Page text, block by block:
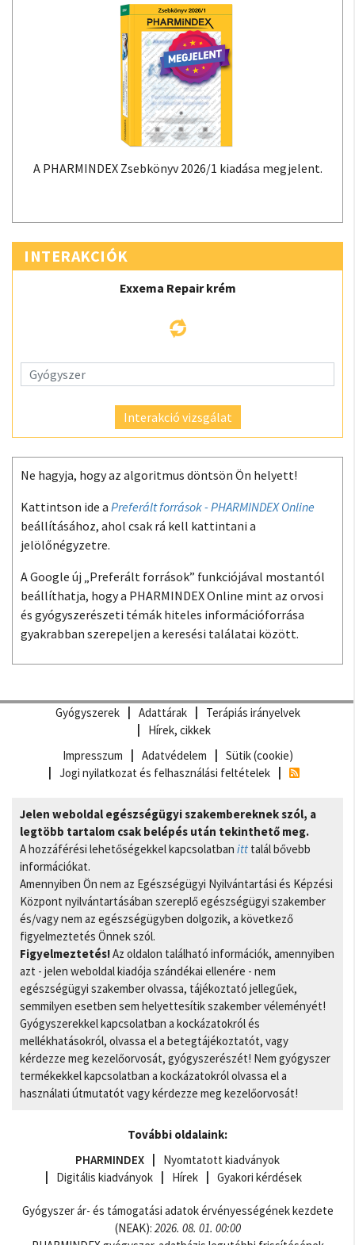
A PHARMINDEX Zsebkönyv 2026/1 kiadása megjelent.
INTERAKCIÓK
Exxema Repair krém
Interakció vizsgálat
Ne hagyja, hogy az algoritmus döntsön Ön helyett!
Kattintson ide a Preferált források - PHARMINDEX Online
beállításához, ahol csak rá kell kattintani a
jelölőnégyzetre.
A Google új „Preferált források” funkciójával mostantól
beállíthatja, hogy a PHARMINDEX Online mint az orvosi
és gyógyszerészeti témák hiteles információforrása
gyakrabban szerepeljen a keresési találatai között.
Gyógyszerek Adattárak
Terápiás irányelvek
Hírek, cikkek
Impresszum
Adatvédelem
Sütik (cookie)
Jogi nyilatkozat és felhasználási feltételek
Jelen weboldal egészségügyi szakembereknek szól, a
legtöbb tartalom csak belépés után tekinthető meg.
A hozzáférési lehetőségekkel kapcsolatban itt talál bővebb
információkat.
Amennyiben Ön nem az Egészségügyi Nyilvántartási és Képzési
Központ nyilvántartásában szereplő egészségügyi szakember
és/vagy nem az egészségügyben dolgozik, a következő
figyelmeztetés Önnek szól.
Figyelmeztetés!Az oldalon található információk, amennyiben
azt - jelen weboldal kiadója szándékai ellenére - nem
egészségügyi szakember olvassa, tájékoztató jellegűek,
semmilyen esetben sem helyettesítik szakember véleményét!
Gyógyszerekkel kapcsolatban a kockázatokról és
mellékhatásokról, olvassa el a betegtájékoztatót, vagy
kérdezze meg kezelőorvosát, gyógyszerészét! Nem gyógyszer
termékekkel kapcsolatban a kockázatokról olvassa el a
használati útmutatót vagy kérdezze meg kezelőorvosát!
További oldalaink:
PHARMINDEX
Nyomtatott kiadványok
Digitális kiadványok
Hírek Gyakori kérdések
Gyógyszer ár- és támogatási adatok érvényességének kezdete
(NEAK): 2026. 08. 01. 00:00